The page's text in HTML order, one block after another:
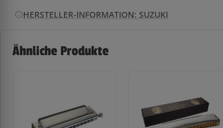
HERSTELLER-INFORMATION: SUZUKI
Ähnliche Produkte